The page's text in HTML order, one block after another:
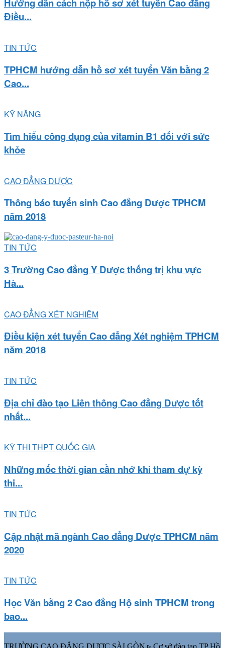
Hướng dẫn cách nộp hồ sơ xét tuyển Cao đẳng
Điều...
TIN TỨC
TPHCM hướng dẫn hồ sơ xét tuyển Văn bằng 2
Cao...
KỸ NĂNG
Tìm hiểu công dụng của vitamin B1 đối với sức
khỏe
CAO ĐẲNG DƯỢC
Thông báo tuyển sinh Cao đẳng Dược TPHCM
năm 2018
TIN TỨC
3 Trường Cao đẳng Y Dược thống trị khu vực
Hà...
CAO ĐẲNG XÉT NGHIỆM
Điều kiện xét tuyển Cao đẳng Xét nghiệm TPHCM
năm 2018
TIN TỨC
Địa chỉ đào tạo Liên thông Cao đẳng Dược tốt
nhất...
KỲ THI THPT QUỐC GIA
Những mốc thời gian cần nhớ khi tham dự kỳ
thi...
TIN TỨC
Cập nhật mã ngành Cao đẳng Dược TPHCM năm
2020
TIN TỨC
Học Văn bằng 2 Cao đẳng Hộ sinh TPHCM trong
bao...
TRƯỜNG CAO ĐẲNG DƯỢC SÀI GÒN ▹ Cơ sở đào tạo TP Hồ